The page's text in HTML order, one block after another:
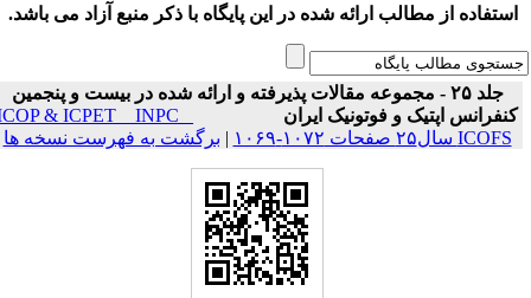
استفاده از مطالب ارائه شده در این پایگاه با ذکر منبع آزاد می باشد.
جلد ۲۵ - مجموعه مقالات پذیرفته و ارائه شده در بیست و پنجمین
کنفرانس اپتیک و فوتونیک ایران
ICOP & ICPET _ INPC _
ICOFS سال۲۵ صفحات ۱۰۷۲-۱۰۶۹
| برگشت به فهرست نسخه ها